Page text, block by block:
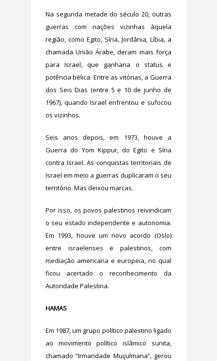
Na segunda metade do século 20, outras
guerras com nações vizinhas àquela
região, como Egito, Síria, Jordânia, Líbia, a
chamada União Árabe, deram mais força
para Israel, que ganharia o status e
potência bélica. Entre as vitórias, a Guerra
dos Seis Dias (entre 5 e 10 de junho de
1967), quando Israel enfrentou e sufocou
os vizinhos.
Seis anos depois, em 1973, houve a
Guerra do Yom Kippur, do Egito e Síria
contra Israel. As conquistas territoriais de
Israel em meio a guerras duplicaram o seu
território. Mas deixou marcas.
Por isso, os povos palestinos reivindicam
o seu estado independente e autonomia.
Em 1993, houve um novo acordo (Oslo)
entre israelenses e palestinos, com
mediação americana e europeia, no qual
ficou acertado o reconhecimento da
Autoridade Palestina.
HAMAS
Em 1987, um grupo político palestino ligado
ao movimento político islâmico sunita,
chamado “Irmandade Muçulmana”, gerou